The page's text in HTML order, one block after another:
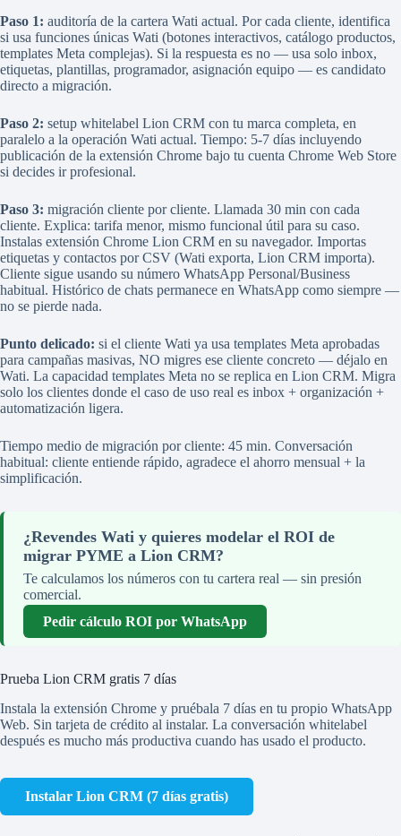
Paso 1: auditoría de la cartera Wati actual. Por cada cliente, identifica
si usa funciones únicas Wati (botones interactivos, catálogo productos,
templates Meta complejas). Si la respuesta es no — usa solo inbox,
etiquetas, plantillas, programador, asignación equipo — es candidato
directo a migración.
Paso 2: setup whitelabel Lion CRM con tu marca completa, en
paralelo a la operación Wati actual. Tiempo: 5-7 días incluyendo
publicación de la extensión Chrome bajo tu cuenta Chrome Web Store
si decides ir profesional.
Paso 3: migración cliente por cliente. Llamada 30 min con cada
cliente. Explica: tarifa menor, mismo funcional útil para su caso.
Instalas extensión Chrome Lion CRM en su navegador. Importas
etiquetas y contactos por CSV (Wati exporta, Lion CRM importa).
Cliente sigue usando su número WhatsApp Personal/Business
habitual. Histórico de chats permanece en WhatsApp como siempre —
no se pierde nada.
Punto delicado: si el cliente Wati ya usa templates Meta aprobadas
para campañas masivas, NO migres ese cliente concreto — déjalo en
Wati. La capacidad templates Meta no se replica en Lion CRM. Migra
solo los clientes donde el caso de uso real es inbox + organización +
automatización ligera.
Tiempo medio de migración por cliente: 45 min. Conversación
habitual: cliente entiende rápido, agradece el ahorro mensual + la
simplificación.
¿Revendes Wati y quieres modelar el ROI de
migrar PYME a Lion CRM?
Te calculamos los números con tu cartera real — sin presión
comercial.
Pedir cálculo ROI por WhatsApp
Prueba Lion CRM gratis 7 días
Instala la extensión Chrome y pruébala 7 días en tu propio WhatsApp
Web. Sin tarjeta de crédito al instalar. La conversación whitelabel
después es mucho más productiva cuando has usado el producto.
Instalar Lion CRM (7 días gratis)